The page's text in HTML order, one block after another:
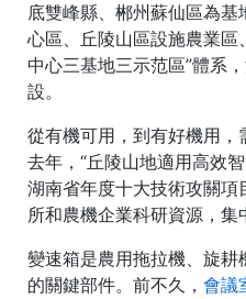
底雙峰縣、郴州蘇仙區為
心區、丘陵山區設施農業區
中心三基地三示范區”體系
設。
從有機可用，到有好機用，
去年，“丘陵山地適用高效
湖南省年度十大技術攻關
所和農機企業科研資源，集
變速箱是農用拖拉機、旋
的關鍵部件。前不久， 會議